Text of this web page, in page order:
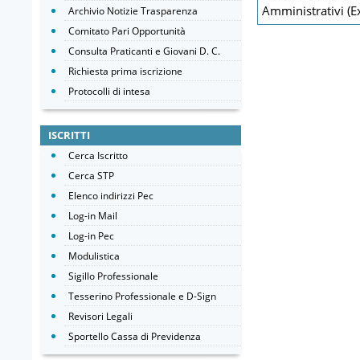
Amministrativi
Archivio Notizie Trasparenza
Comitato Pari Opportunità
Consulta Praticanti e Giovani D. C.
Richiesta prima iscrizione
Protocolli di intesa
ISCRITTI
Cerca Iscritto
Cerca STP
Elenco indirizzi Pec
Log-in Mail
Log-in Pec
Modulistica
Sigillo Professionale
Tesserino Professionale e D-Sign
Revisori Legali
Sportello Cassa di Previdenza